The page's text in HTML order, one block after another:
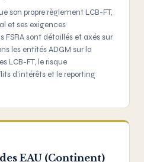
son propre règlement LCB-FT,
et ses exigences
FSRA sont détaillés et axés sur
les entités ADGM sur la
LCB-FT, le risque
d'intérêts et le reporting
EAU (Continent)